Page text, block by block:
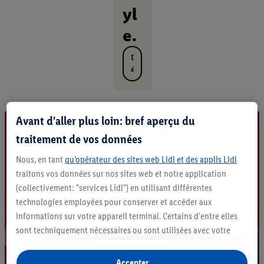
yl
e.
D
é
c
u
r
i
t
o
u
s
e
s
Avant d'aller plus loin: bref aperçu du
traitement de vos données
Nous, en tant qu’opérateur des sites web Lidl et des applis Lidl
traitons vos données sur nos sites web et notre application
(collectivement: "services Lidl") en utilisant différentes
technologies employées pour conserver et accéder aux
informations sur votre appareil terminal. Certains d'entre elles
sont techniquement nécessaires ou sont utilisées avec votre
des statistiques ou pour des publicités personnalisées au sein